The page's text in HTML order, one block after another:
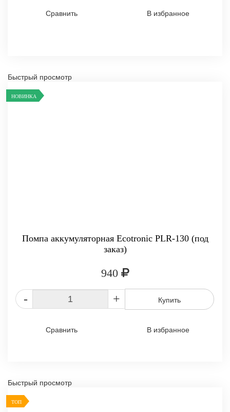
Сравнить В избранное
Быстрый просмотр
НОВИНКА
Помпа аккумуляторная Ecotronic PLR-130 (под
заказ)
940
- + Купить
Сравнить В избранное
Быстрый просмотр
ТОП